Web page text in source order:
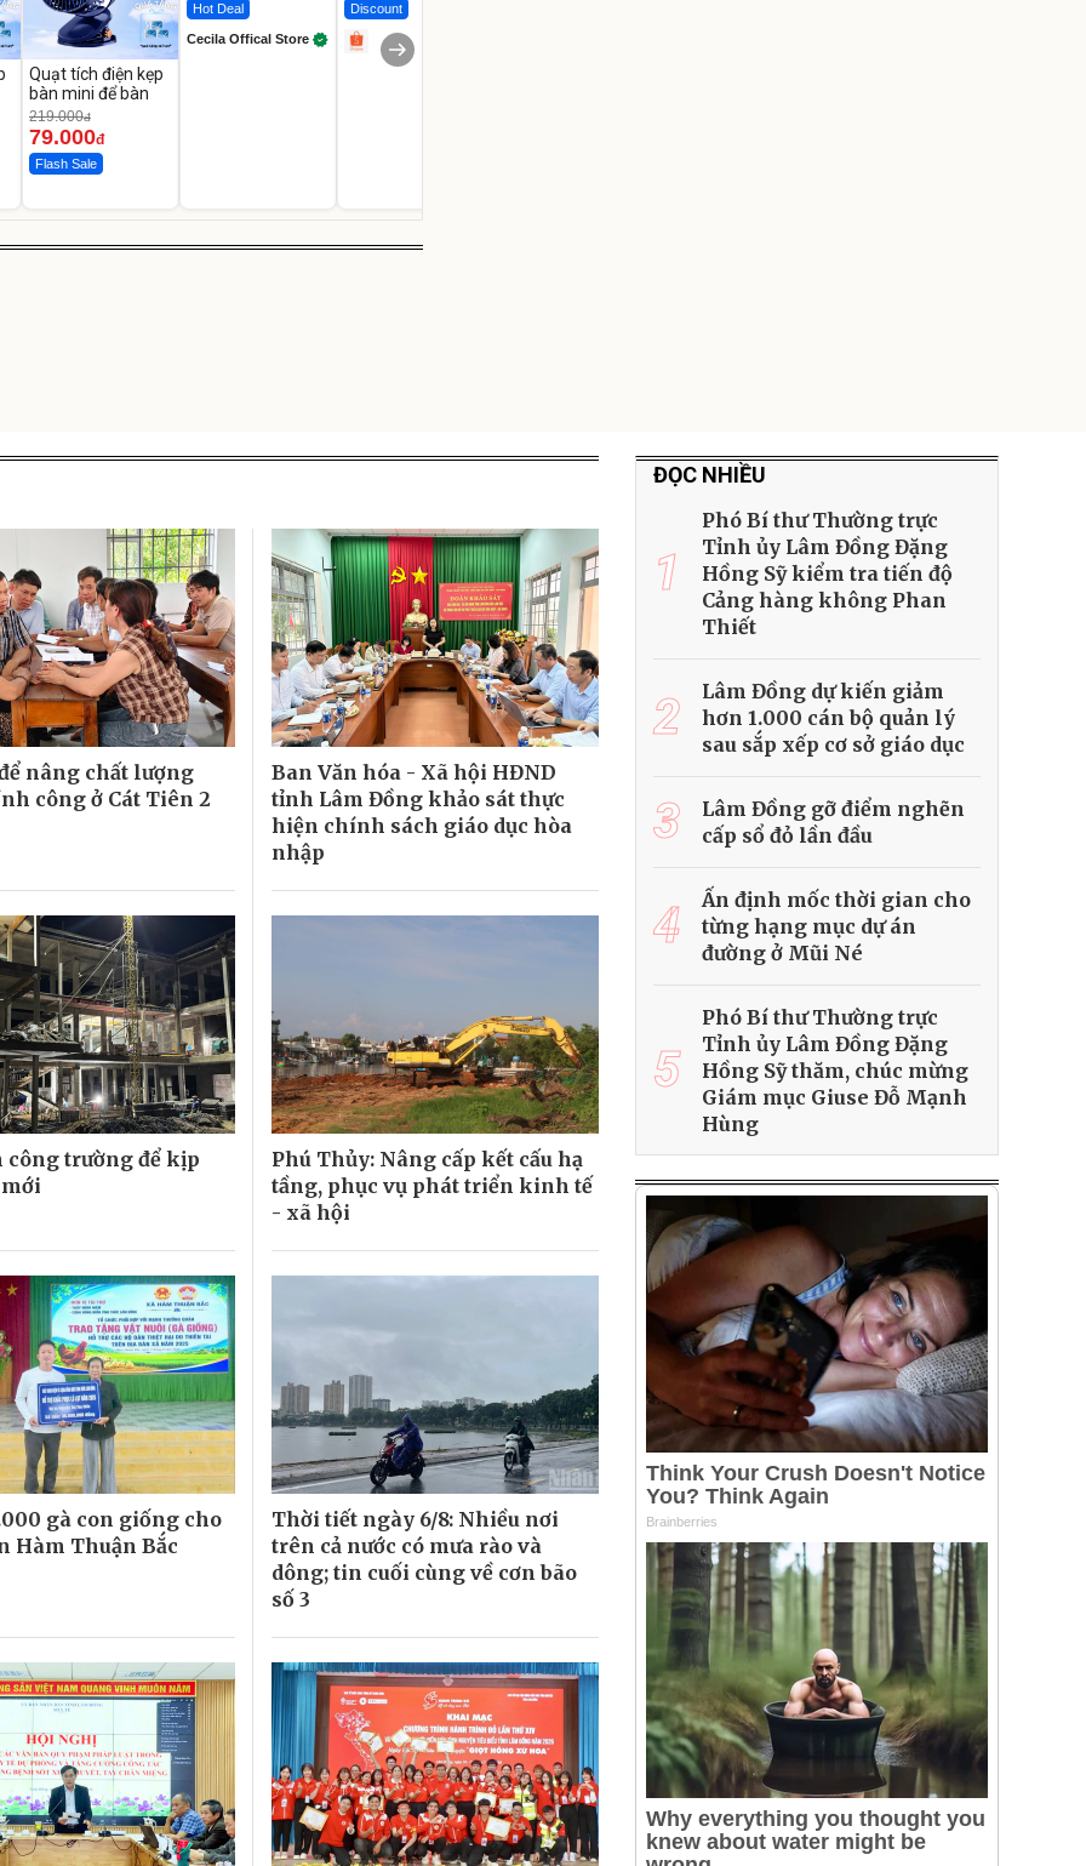
Quạt tích điện kẹp
bàn mini để bàn
219.000đ
79.000đ
Flash Sale
Hot Deal
Cecila Offical Store
Discount
nâng chất lượng
công ở Cát Tiên 2
Ban Văn hóa - Xã hội HĐND
tỉnh Lâm Đồng khảo sát thực
hiện chính sách giáo dục hòa
nhập
công trường để kịp
Phú Thủy: Nâng cấp kết cấu hạ
tầng, phục vụ phát triển kinh tế
- xã hội
gà con giống cho
Hàm Thuận Bắc
Thời tiết ngày 6/8: Nhiều nơi
trên cả nước có mưa rào và
dông; tin cuối cùng về cơn bão
số 3
ĐỌC NHIỀU
1
Phó Bí thư Thường trực
Tỉnh ủy Lâm Đồng Đặng
Hồng Sỹ kiểm tra tiến độ
Cảng hàng không Phan
Thiết
2
Lâm Đồng dự kiến giảm
hơn 1.000 cán bộ quản lý
sau sắp xếp cơ sở giáo dục
3
Lâm Đồng gỡ điểm nghẽn
cấp sổ đỏ lần đầu
4
Ấn định mốc thời gian cho
từng hạng mục dự án
đường ở Mũi Né
5
Phó Bí thư Thường trực
Tỉnh ủy Lâm Đồng Đặng
Hồng Sỹ thăm, chúc mừng
Giám mục Giuse Đỗ Mạnh
Hùng